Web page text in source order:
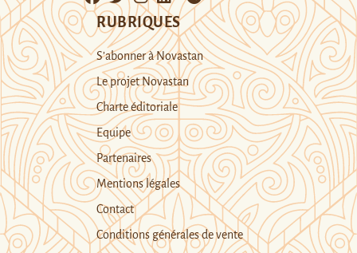
RUBRIQUES
S’abonner à Novastan
Le projet Novastan
Charte éditoriale
Equipe
Partenaires
Mentions légales
Contact
Conditions générales de vente